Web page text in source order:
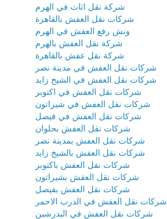
شركة نقل اثاث في الهرم
شركات نقل العفش بالقاهرة
ونش رفع العفش في الهرم
شركة نقل العفش بالهرم
شركة نقل عفش بالقاهرة
شركات نقل العفش في مدينة نصر
شركات نقل العفش في الشيخ زايد
شركات نقل العفش في اكتوبر
شركات نقل العفش في شيراتون
شركات نقل العفش في فيصل
شركات نقل العفش بحلوان
شركات نقل العفش بمدينة نصر
شركات نقل العفش بالشيخ زايد
شركات نقل العفش باكتوبر
شركات نقل العفش بشيراتون
شركات نقل العفش بفيصل
شركات نقل العفش في الدرب الاحمر
شركات نقل العفش في البدرشين